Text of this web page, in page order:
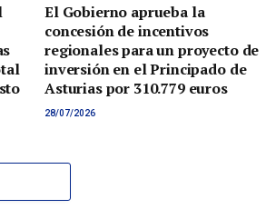
El Gobierno aprueba la
concesión de incentivos
regionales para un proyecto de
inversión en el Principado de
Asturias por 310.779 euros
28/07/2026